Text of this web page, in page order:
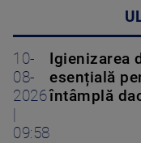
10-
08-
2026
|
09:58
Igienizarea
esențială
întâmplă